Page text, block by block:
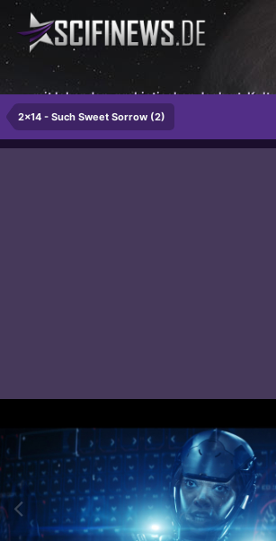
...mit lebenden, probiotischen Joghurt-
2x14 - Such Sweet Sorrow (2)